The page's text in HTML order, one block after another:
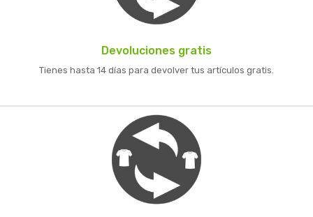
Devoluciones gratis
Tienes hasta 14 días para devolver tus artículos gratis.